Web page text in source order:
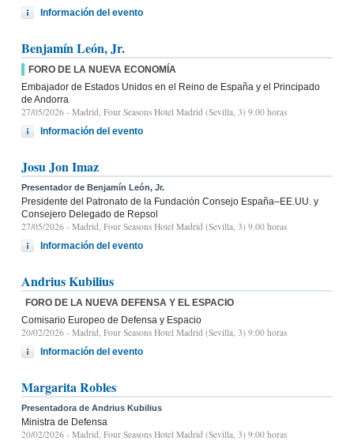
Información del evento
Benjamín León, Jr.
FORO DE LA NUEVA ECONOMÍA
Embajador de Estados Unidos en el Reino de España y el Principado
de Andorra
27/05/2026 - Madrid, Four Seasons Hotel Madrid (Sevilla, 3) 9.00 horas
Información del evento
Josu Jon Imaz
Presentador de Benjamín León, Jr.
Presidente del Patronato de la Fundación Consejo España–EE.UU. y
Consejero Delegado de Repsol
27/05/2026 - Madrid, Four Seasons Hotel Madrid (Sevilla, 3) 9.00 horas
Información del evento
Andrius Kubilius
FORO DE LA NUEVA DEFENSA Y EL ESPACIO
Comisario Europeo de Defensa y Espacio
20/02/2026 - Madrid, Four Seasons Hotel Madrid (Sevilla, 3) 9:00 horas
Información del evento
Margarita Robles
Presentadora de Andrius Kubilius
Ministra de Defensa
20/02/2026 - Madrid, Four Seasons Hotel Madrid (Sevilla, 3) 9:00 horas